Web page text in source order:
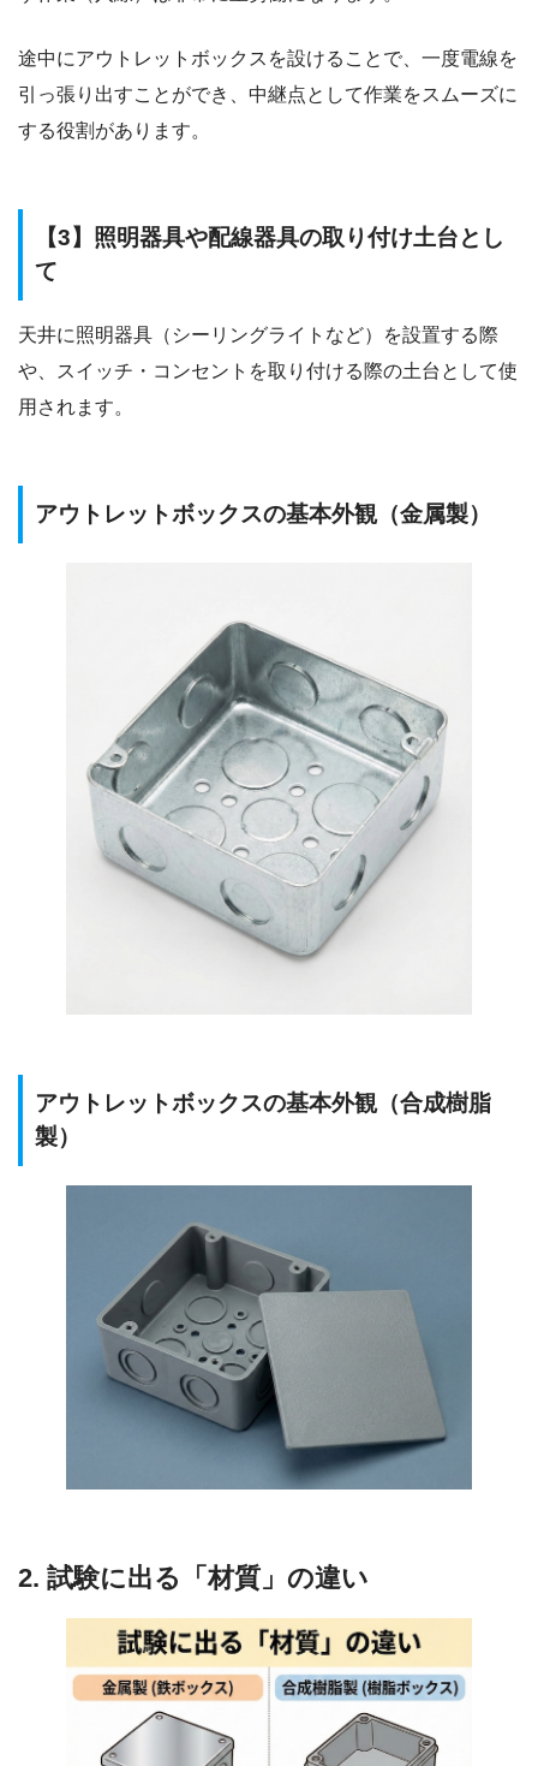
途中にアウトレットボックスを設けることで、一度電線を
引っ張り出すことができ、中継点として作業をスムーズに
する役割があります。
【3】照明器具や配線器具の取り付け土台とし
て
天井に照明器具（シーリングライトなど）を設置する際
や、スイッチ・コンセントを取り付ける際の土台として使
用されます。
アウトレットボックスの基本外観（金属製）
アウトレットボックスの基本外観（合成樹脂
製）
2. 試験に出る「材質」の違い